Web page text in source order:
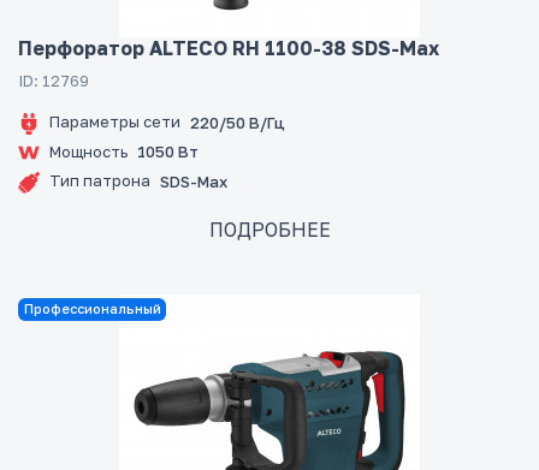
Перфоратор ALTECO RH 1100-38 SDS-Max
ID: 12769
Параметры сети 220/50 В/Гц
Мощность 1050 Вт
Тип патрона SDS-Max
ПОДРОБНЕЕ
Профессиональный